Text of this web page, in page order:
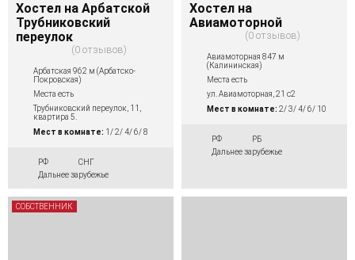
Хостел на Арбатской
Трубниковский
переулок
0 отзывов
Арбатская 962 м (Арбатско-
Покровская)
Места есть
Трубниковский переулок, 11,
квартира 5.
Мест в комнате: 1/ 2/ 4/ 6/ 8
РФ
СНГ
Дальнее зарубежье
Хостел на
Авиамоторной
0 отзывов
Авиамоторная 847 м
(Калининская)
Места есть
ул. Авиамоторная, 21 с2
Мест в комнате: 2/ 3/ 4/ 6/ 10
РФ
РБ
Дальнее зарубежье
СОБСТВЕННИК